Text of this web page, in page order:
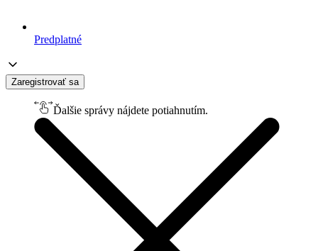
Predplatné
Zaregistrovať sa
Ďalšie správy nájdete potiahnutím.